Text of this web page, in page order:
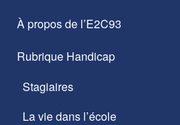
À propos de l’E2C93
Rubrique Handicap
Stagiaires
La vie dans l’école